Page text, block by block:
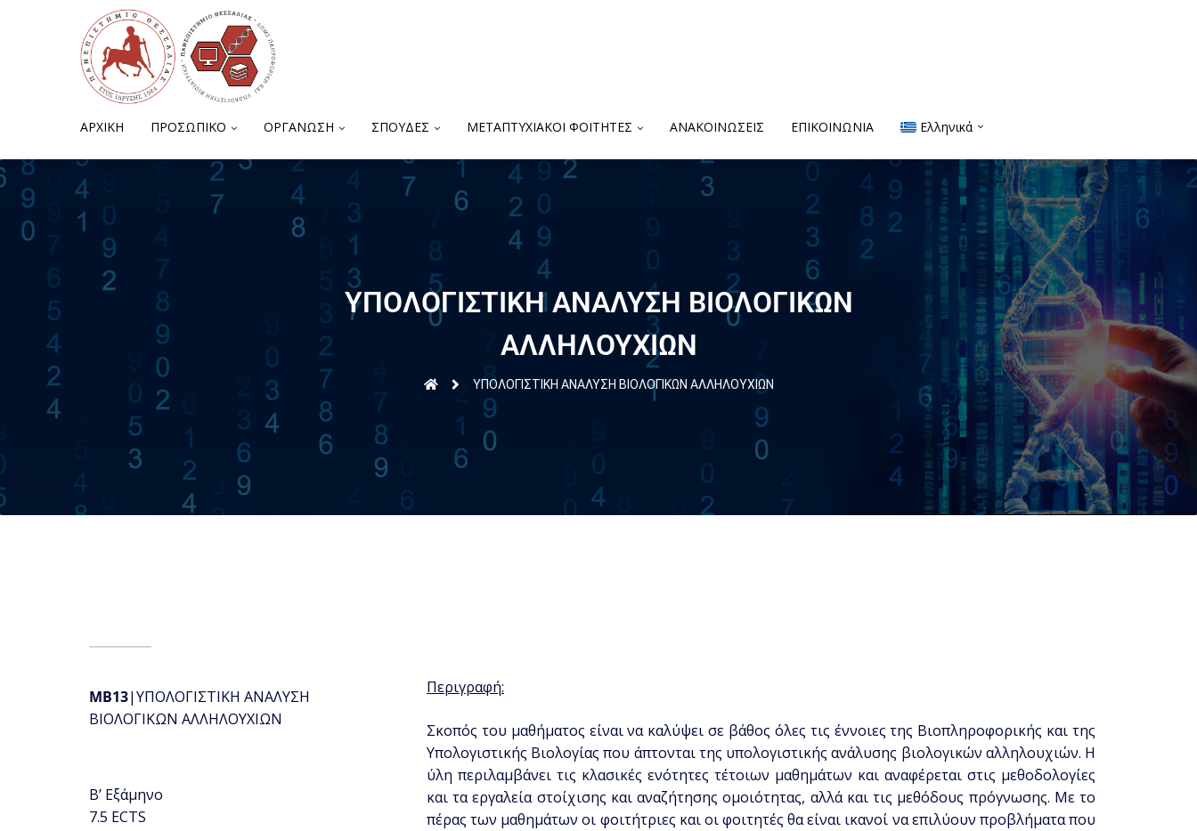
ΑΡΧΙΚΗ ΠΡΟΣΩΠΙΚΟ ΟΡΓΑΝΩΣΗ ΣΠΟΥΔΕΣ ΜΕΤΑΠΤΥΧΙΑΚΟΙ ΦΟΙΤΗΤΕΣ ΑΝΑΚΟΙΝΩΣΕΙΣ ΕΠΙΚΟΙΝΩΝΙΑ Ελληνικά
ΥΠΟΛΟΓΙΣΤΙΚΗ ΑΝΑΛΥΣΗ ΒΙΟΛΟΓΙΚΩΝ
ΑΛΛΗΛΟΥΧΙΩΝ
ΥΠΟΛΟΓΙΣΤΙΚΗ ΑΝΑΛΥΣΗ ΒΙΟΛΟΓΙΚΩΝ ΑΛΛΗΛΟΥΧΙΩΝ
ΜΒ13|ΥΠΟΛΟΓΙΣΤΙΚΗ ΑΝΑΛΥΣΗ
ΒΙΟΛΟΓΙΚΩΝ ΑΛΛΗΛΟΥΧΙΩΝ
Β’ Εξάμηνο
7.5 ECTS
Περιγραφή:
Σκοπός του μαθήματος είναι να καλύψει σε βάθος όλες τις έννοιες της Βιοπληροφορικής και της
Υπολογιστικής Βιολογίας που άπτονται της υπολογιστικής ανάλυσης βιολογικών αλληλουχιών. Η
ύλη περιλαμβάνει τις κλασικές ενότητες τέτοιων μαθημάτων και αναφέρεται στις μεθοδολογίες
και τα εργαλεία στοίχισης και αναζήτησης ομοιότητας, αλλά και τις μεθόδους πρόγνωσης. Με το
πέρας των μαθημάτων οι φοιτήτριες και οι φοιτητές θα είναι ικανοί να επιλύουν προβλήματα που